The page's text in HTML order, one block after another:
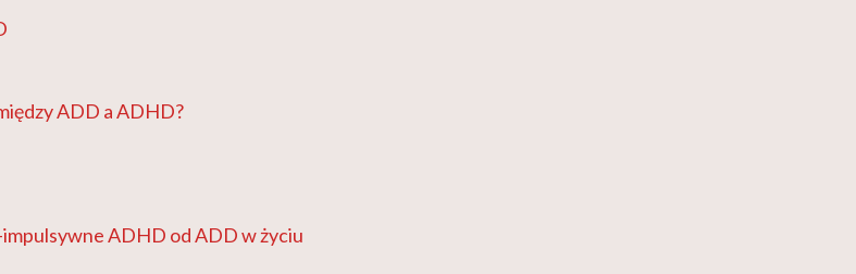
ADD a ADHD?
ADHD od ADD w życiu